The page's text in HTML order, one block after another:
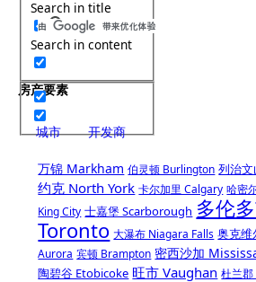
Search in title
Search in content
房产要素
城市 开发商
万锦 Markham 伯灵顿 Burlington 列治
约克 North York 卡尔加里 Calgary 哈密
King City 士嘉堡 Scarborough 多伦
Toronto 大瀑布 Niagara Falls 奥克维
Aurora 宾顿 Brampton 密西沙加
陶碧谷 Etobicoke 旺市 Vaughan 杜兰